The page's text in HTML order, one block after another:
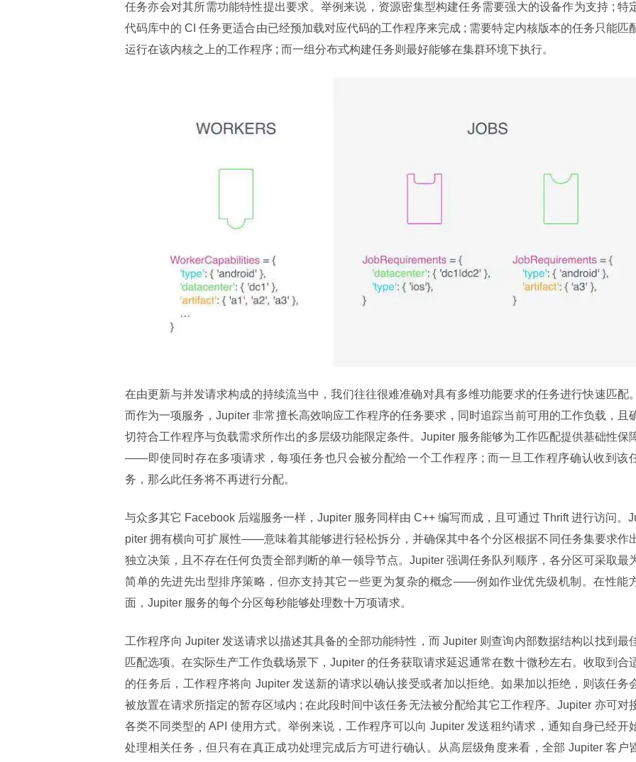
任务亦会对其所需功能特性提出要求。举例来说，资源密集型构建任务需要强大的设备作为支持 ; 特
代码库中的 CI 任务更适合由已经预加载对应代码的工作程序来完成 ; 需要特定内核版本的任务只能匹
运行在该内核之上的工作程序 ; 而一组分布式构建任务则最好能够在集群环境下执行。
在由更新与并发请求构成的持续流当中，我们往往很难准确对具有多维功能要求的任务进行快速匹配。
而作为一项服务，Jupiter 非常擅长高效响应工作程序的任务要求，同时追踪当前可用的工作负载，且
切符合工作程序与负载需求所作出的多层级功能限定条件。Jupiter 服务能够为工作匹配提供基础性保
——即使同时存在多项请求，每项任务也只会被分配给一个工作程序 ; 而一旦工作程序确认收到该
务，那么此任务将不再进行分配。
与众多其它 Facebook 后端服务一样，Jupiter 服务同样由 C++ 编写而成，且可通过 Thrift 进行访问。
piter 拥有横向可扩展性——意味着其能够进行轻松拆分，并确保其中各个分区根据不同任务集要求作
独立决策，且不存在任何负责全部判断的单一领导节点。Jupiter 强调任务队列顺序，各分区可采取最
简单的先进先出型排序策略，但亦支持其它一些更为复杂的概念——例如作业优先级机制。在性能
面，Jupiter 服务的每个分区每秒能够处理数十万项请求。
工作程序向 Jupiter 发送请求以描述其具备的全部功能特性，而 Jupiter 则查询内部数据结构以找到最
匹配选项。在实际生产工作负载场景下，Jupiter 的任务获取请求延迟通常在数十微秒左右。收取到合
的任务后，工作程序将向 Jupiter 发送新的请求以确认接受或者加以拒绝。如果加以拒绝，则该任务
被放置在请求所指定的暂存区域内 ; 在此段时间中该任务无法被分配给其它工作程序。Jupiter 亦可对
各类不同类型的 API 使用方式。举例来说，工作程序可以向 Jupiter 发送租约请求，通知自身已经开
处理相关任务，但只有在真正成功处理完成后方可进行确认。从高层级角度来看，全部 Jupiter 客户